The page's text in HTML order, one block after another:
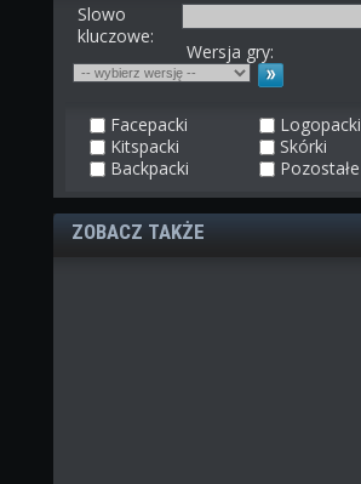
Slowo
kluczowe:
Wersja gry:
Facepacki
Logopacki
Kitspacki
Skórki
Backpacki
Pozostałe
ZOBACZ TAKŻE